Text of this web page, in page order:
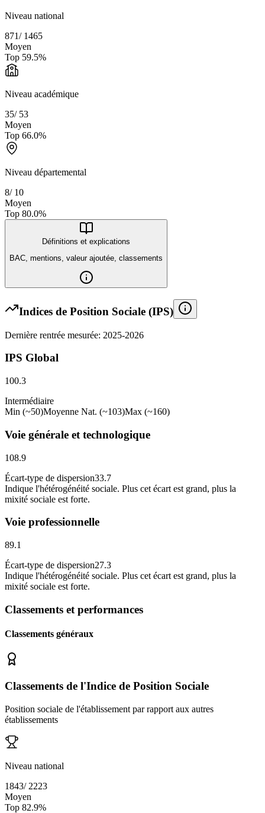
Niveau national
871/ 1465
Moyen
Top 59.5%
Niveau académique
35/ 53
Moyen
Top 66.0%
Niveau départemental
8/ 10
Moyen
Top 80.0%
Définitions et explications
BAC, mentions, valeur ajoutée, classements
Indices de Position Sociale (IPS)
Dernière rentrée mesurée: 2025-2026
IPS Global
100.3
Intermédiaire
Min (~50)Moyenne Nat. (~103)Max (~160)
Voie générale et technologique
108.9
Écart-type de dispersion33.7
Indique l'hétérogénéité sociale. Plus cet écart est grand, plus la
mixité sociale est forte.
Voie professionnelle
89.1
Écart-type de dispersion27.3
Indique l'hétérogénéité sociale. Plus cet écart est grand, plus la
mixité sociale est forte.
Classements et performances
Classements généraux
Classements de l'Indice de Position Sociale
Position sociale de l'établissement par rapport aux autres
établissements
Niveau national
1843/ 2223
Moyen
Top 82.9%